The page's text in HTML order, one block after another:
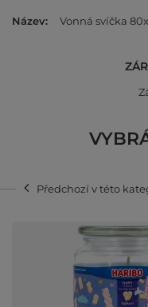
Název Vonná svíčka
Předchozí v této